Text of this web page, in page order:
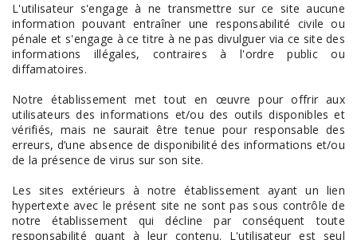
L'utilisateur s'engage à ne transmettre sur ce site aucune
information pouvant entraîner une responsabilité civile ou
pénale et s'engage à ce titre à ne pas divulguer via ce site des
informations illégales, contraires à l'ordre public ou
diffamatoires.
Notre établissement met tout en œuvre pour offrir aux
utilisateurs des informations et/ou des outils disponibles et
vérifiés, mais ne saurait être tenue pour responsable des
erreurs, d’une absence de disponibilité des informations et/ou
de la présence de virus sur son site.
Les sites extérieurs à notre établissement ayant un lien
hypertexte avec le présent site ne sont pas sous contrôle de
notre établissement qui décline par conséquent toute
responsabilité quant à leur contenu. L'utilisateur est seul